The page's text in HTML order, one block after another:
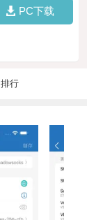
PC下载
排行